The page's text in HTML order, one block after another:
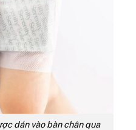
dán vào bàn chân qua